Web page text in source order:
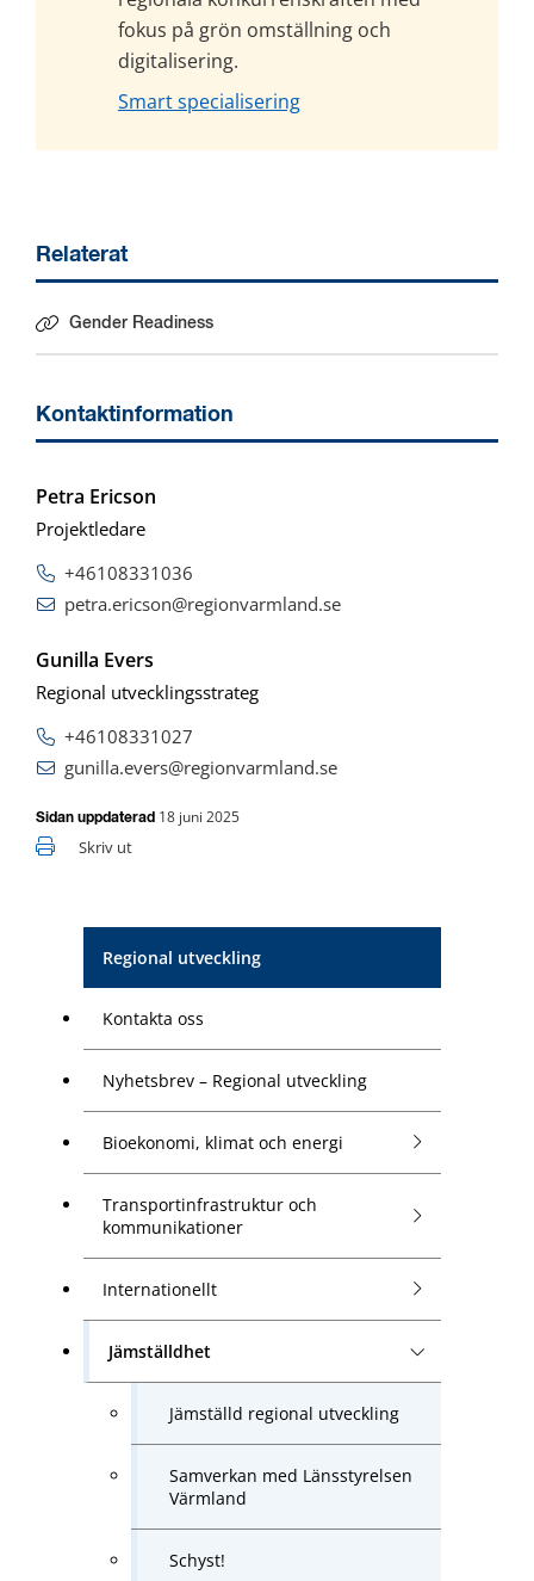
Regional utveckling
Kontakta oss
Nyhetsbrev – Regional utveckling
Bioekonomi, klimat och energi
Transportinfrastruktur och
kommunikationer
Internationellt
Jämställdhet
Jämställd regional utveckling
Samverkan med Länsstyrelsen
Värmland
Schyst!
fokus på grön omställning och
digitalisering.
Smart specialisering
Relaterat
Gender Readiness
Kontaktinformation
Petra Ericson
Projektledare
+46108331036
petra.ericson@regionvarmland.se
Gunilla Evers
Regional utvecklingsstrateg
+46108331027
gunilla.evers@regionvarmland.se
Sidan uppdaterad 18 juni 2025
Skriv ut